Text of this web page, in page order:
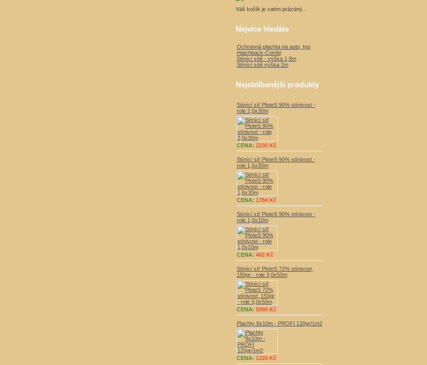
Váš košík je zatím prázdný...
Nejvíce hledáte
Ochranná plachta na auto, typ
Hatchback-Combi
Stínící sítě - výška 1,8m
Stínící sítě výška 2m
Nejoblíbenější produkty
Stínící síť PloteS 90% stínivost -
role 2,0x30m
CENA: 2230 Kč
Stínící síť PloteS 90% stínivost -
role 1,6x30m
CENA: 1784 Kč
Stínící síť PloteS 90% stínivost -
role 1,0x10m
CENA: 402 Kč
Stínící síť PloteS 72% stínivost,
150gr - role 3,0x50m
CENA: 5990 Kč
Plachty 8x10m - PROFI 120gr/1m2
CENA: 1229 Kč